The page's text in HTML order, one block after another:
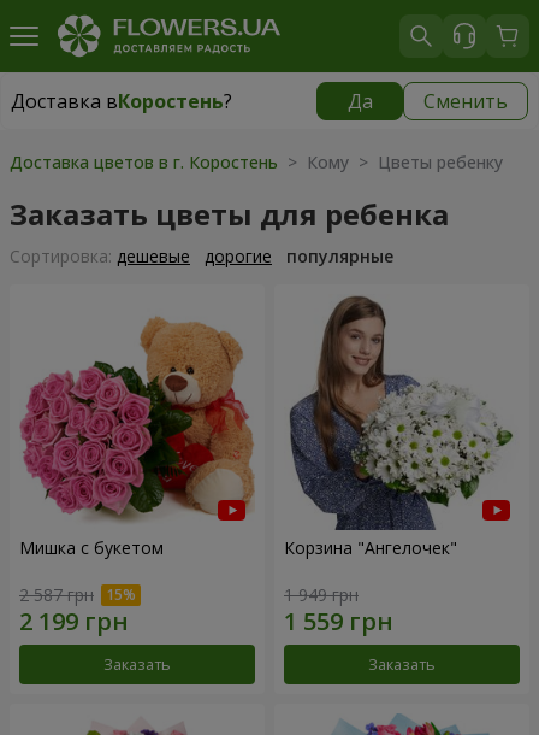
Доставка вКоростень? Да Сменить
Доставка вКоростень|
Доставка цветов в г. Коростень > Кому > Цветы ребенку
Заказать цветы для ребенка
Cортировка: дешевые дорогие популярные
Мишка с букетом
2 587 грн
Заказать
Корзина "Ангелочек"
1 949 грн
Заказать